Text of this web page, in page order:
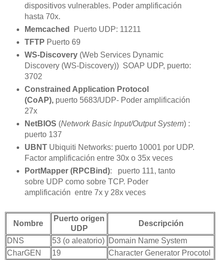
dispositivos vulnerables. Poder amplificación
hasta 70x.
Memcached
Puerto UDP: 11211
TFTP Puerto 69
WS-Discovery (Web Services Dynamic
Discovery (WS-Discovery)) SOAP UDP, puerto:
3702
Constrained Application Protocol
(CoAP),puerto 5683/UDP- Poder amplificación
27x
NetBIOS (Network Basic Input/Output System) :
puerto 137
UBNTUbiquiti Networks: puerto 10001 por UDP.
Factor amplificación entre 30x o 35x veces
PortMapper (RPCBind): puerto 111, tanto
sobre UDP como sobre TCP. Poder
amplificación entre 7x y 28x veces
Nombre
Puerto origen
UDP
Descripción
DNS 53 (o aleatorio) Domain Name System
CharGEN
19
Character Generator Procotol